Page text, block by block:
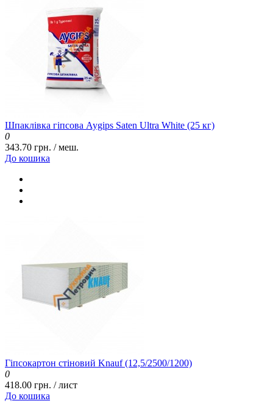
Шпаклівка гіпсова Aygips Saten Ultra White (25 кг)
0
343.70 грн. / меш.
До кошика
Гіпсокартон стіновий Knauf (12,5/2500/1200)
0
418.00 грн. / лист
До кошика